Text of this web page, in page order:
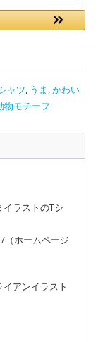
ャツ, うま ,かわい
物モチーフ
イラストのTシ
ホームページ
アンイラスト